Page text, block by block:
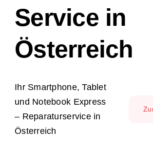
Service in
Österreich
Ihr Smartphone, Tablet
und Notebook Express
– Reparaturservice in
Österreich